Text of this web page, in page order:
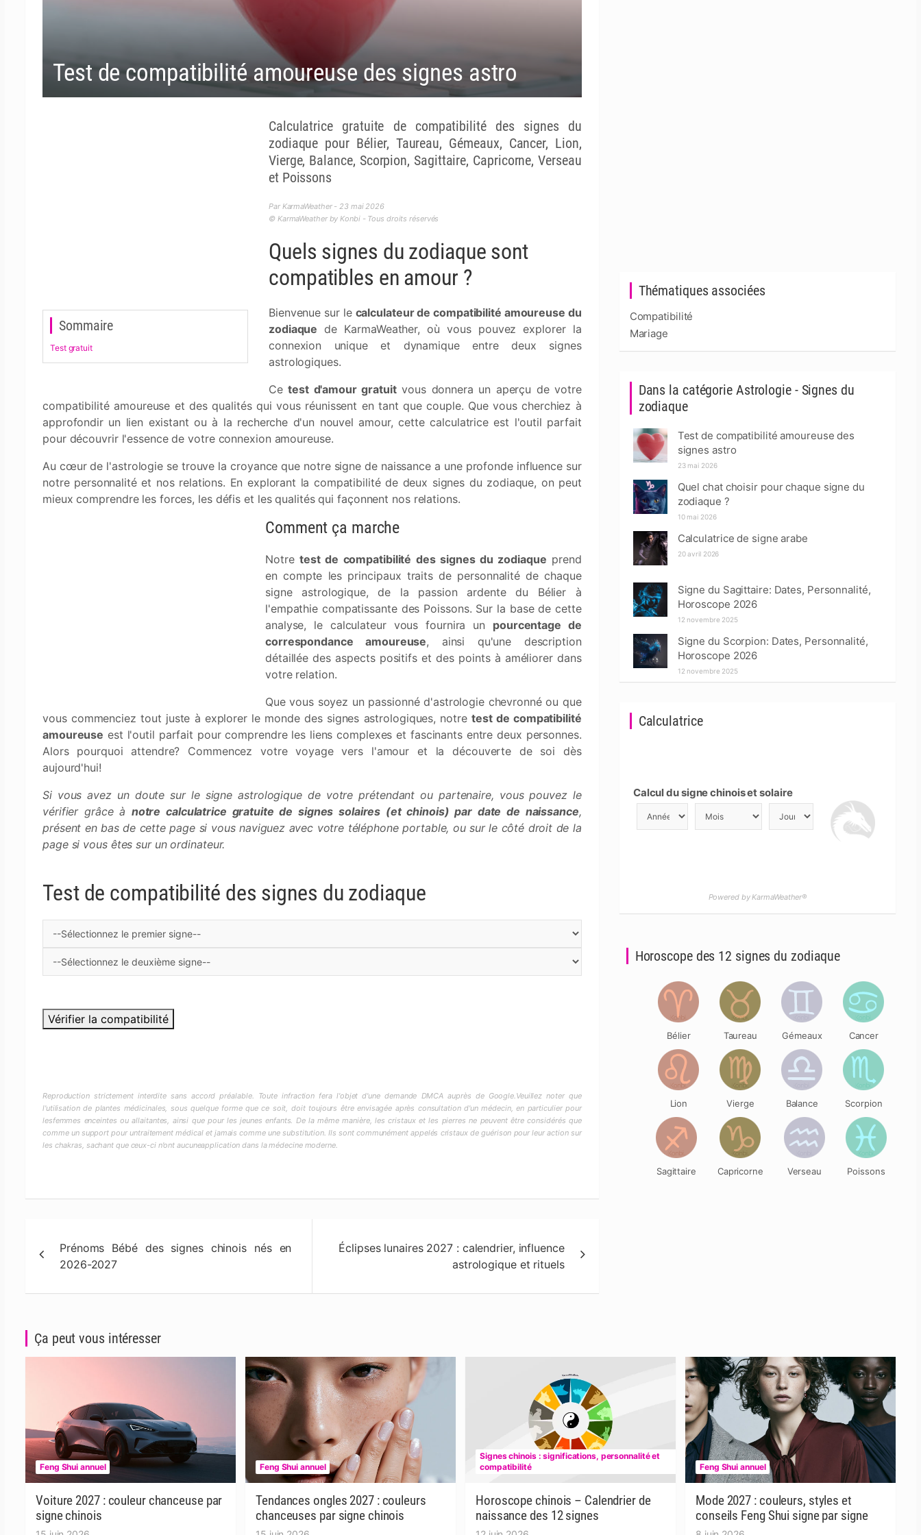
Test de compatibilité amoureuse des signes astro
Sommaire
Test gratuit
Calculatrice gratuite de compatibilité des signes du
zodiaque pour Bélier, Taureau, Gémeaux, Cancer, Lion,
Vierge, Balance, Scorpion, Sagittaire, Capricorne, Verseau
et Poissons
Par KarmaWeather - 23 mai 2026
© KarmaWeather by Konbi - Tous droits réservés
Quels signes du zodiaque sont
compatibles en amour ?
Bienvenue sur le calculateur de compatibilité amoureuse du
zodiaque de KarmaWeather, où vous pouvez explorer la
connexion unique et dynamique entre deux signes
astrologiques.
Cetest d'amour gratuitvous donnera un aperçu de votre
compatibilité amoureuse et des qualités qui vous réunissent en tant que couple. Que vous cherchiez à
approfondir un lien existant ou à la recherche d'un nouvel amour, cette calculatrice est l'outil parfait
pour découvrir l'essence de votre connexion amoureuse.
Au cœur de l'astrologie se trouve la croyance que notre signe de naissance a une profonde influence sur
notre personnalité et nos relations. En explorant la compatibilité de deux signes du zodiaque, on peut
mieux comprendre les forces, les défis et les qualités qui façonnent nos relations.
Comment ça marche
Notretest de compatibilité des signes du zodiaque prend
en compte les principaux traits de personnalité de chaque
signe astrologique, de la passion ardente du Bélier à
l'empathie compatissante des Poissons. Sur la base de cette
analyse, le calculateur vous fournira un pourcentage de
correspondance amoureuse, ainsi qu'une description
détaillée des aspects positifs et des points à améliorer dans
votre relation.
Que vous soyez un passionné d'astrologie chevronné ou que
vous commenciez tout juste à explorer le monde des signes astrologiques, notretest de compatibilité
amoureuse est l'outil parfait pour comprendre les liens complexes et fascinants entre deux personnes.
Alors pourquoi attendre? Commencez votre voyage vers l'amour et la découverte de soi dès
aujourd'hui!
Si vous avez un doute sur le signe astrologique de votre prétendant ou partenaire, vous pouvez le
vérifier grâce à notre calculatrice gratuite de signes solaires (et chinois) par date de naissance,
présent en bas de cette page si vous naviguez avec votre téléphone portable, ou sur le côté droit de la
page si vous êtes sur un ordinateur.
Test de compatibilité des signes du zodiaque
Vérifier la compatibilité
Reproduction strictement interdite sans accord préalable. Toute infraction fera l'objet d'une demande DMCA auprès de Google.Veuillez noter que
l'utilisation de plantes médicinales, sous quelque forme que ce soit, doit toujours être envisagée après consultation d'un médecin, en particulier pour
lesfemmes enceintes ou allaitantes, ainsi que pour les jeunes enfants. De la même manière, les cristaux et les pierres ne peuvent être considérés que
comme un support pour untraitement médical et jamais comme une substitution. Ils sont communément appelés cristaux de guérison pour leur action sur
les chakras, sachant que ceux-ci n'ont aucuneapplication dans la médecine moderne.
de
Prénoms Bébé des signes chinois nés en
2026-2027
Éclipses lunaires 2027 : calendrier, influence
astrologique et rituels
Thématiques associées
Compatibilité
Mariage
Dans la catégorie Astrologie - Signes du
zodiaque
Test de compatibilité amoureuse des
signes astro
23 mai 2026
Quel chat choisir pour chaque signe du
zodiaque ?
10 mai 2026
Calculatrice de signe arabe
20 avril 2026
Signe du Sagittaire: Dates, Personnalité,
Horoscope 2026
12 novembre 2025
Signe du Scorpion: Dates, Personnalité,
Horoscope 2026
12 novembre 2025
Calculatrice
Calcul du signe chinois et solaire
Powered by KarmaWeather®
Horoscope des 12 signes du zodiaque
Bélier Taureau Gémeaux Cancer
Lion Vierge Balance Scorpion
Sagittaire Capricorne Verseau Poissons
Ça peut vous intéresser
Feng Shui annuel
Voiture 2027 : couleur chanceuse par
signe chinois
Feng Shui annuel
Tendances ongles 2027 : couleurs
chanceuses par signe chinois
Signes chinois : significations, personnalité et
compatibilité
Horoscope chinois – Calendrier de
naissance des 12 signes
Feng Shui annuel
Mode 2027 : couleurs, styles et
conseils Feng Shui signe par signe